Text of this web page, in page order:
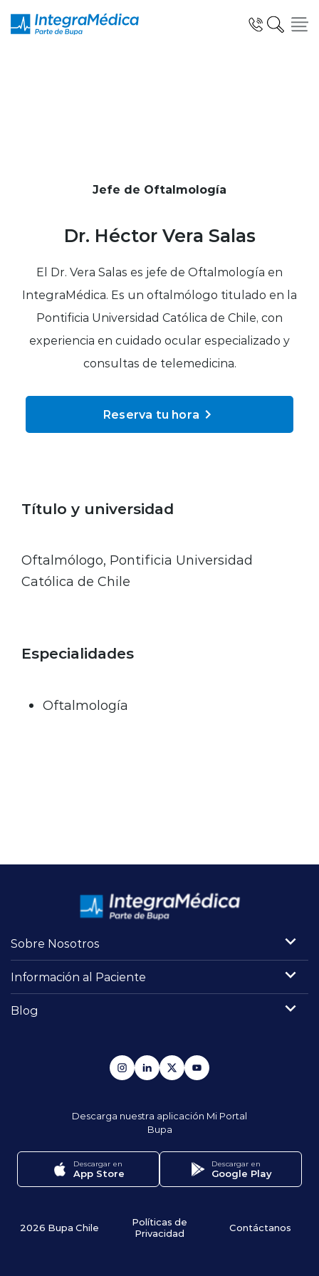
Planes y Convenios
Reserva de Horas
Jefe de Oftalmología
Dr. Héctor Vera Salas
El Dr. Vera Salas es jefe de Oftalmología en
IntegraMédica. Es un oftalmólogo titulado en la
Pontificia Universidad Católica de Chile, con
experiencia en cuidado ocular especializado y
consultas de telemedicina.
Reserva tu hora
Título y universidad
Oftalmólogo, Pontificia Universidad
Católica de Chile
Especialidades
Oftalmología
Sobre Nosotros
Información al Paciente
Blog
Descarga nuestra aplicación Mi Portal
Bupa
Descargar en
App Store
Descargar en
Google Play
2026 Bupa Chile
Políticas de
Privacidad
Contáctanos